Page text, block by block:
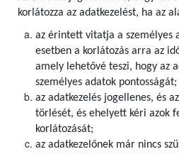
korlátozza az adatkezelést, ha az
az érintett vitatja a személyes
esetben a korlátozás arra az
amely lehetővé teszi, hogy az
személyes adatok pontosságát;
az adatkezelés jogellenes, és
törlését, és ehelyett kéri azok
korlátozását;
az adatkezelőnek már nincs